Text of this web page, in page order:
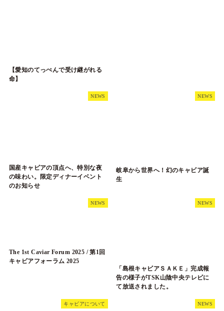
【愛知のてっぺんで受け継がれる
命】
NEWS
国産キャビアの頂点へ、特別な夜
の味わい。限定ディナーイベント
のお知らせ
NEWS
岐阜から世界へ！幻のキャビア誕
生
NEWS
The 1st Caviar Forum 2025 / 第1回
キャビアフォーラム 2025
NEWS
「島根キャビアＳＡＫＥ」完成報
告の様子がTSK山陰中央テレビに
て放送されました。
キャビアについて NEWS